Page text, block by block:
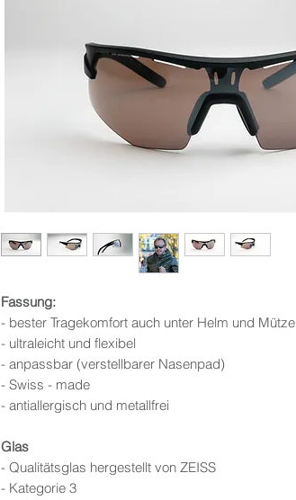
Fassung:
- bester Tragekomfort auch unter Helm und Mütze
- ultraleicht und flexibel
- anpassbar (verstellbarer Nasenpad)
- Swiss - made
- antiallergisch und metallfrei
Glas
- Qualitätsglas hergestellt von ZEISS
- Kategorie 3